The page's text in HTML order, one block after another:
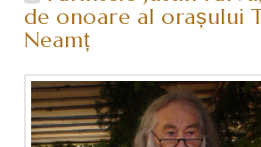
de onoare al orașului
Neamț